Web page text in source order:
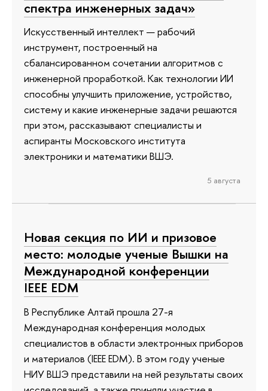
спектра инженерных задач»
Искусственный интеллект — рабочий
инструмент, построенный на
сбалансированном сочетании алгоритмов с
инженерной проработкой. Как технологии ИИ
способны улучшить приложение, устройство,
систему и какие инженерные задачи решаются
при этом, рассказывают специалисты и
аспиранты Московского института
электроники и математики ВШЭ.
5 августа
Новая секция по ИИ и призовое
место: молодые ученые Вышки на
Международной конференции
IEEE EDM
В Республике Алтай прошла 27-я
Международная конференция молодых
специалистов в области электронных приборов
и материалов (IEEE EDM). В этом году ученые
НИУ ВШЭ представили на ней результаты своих